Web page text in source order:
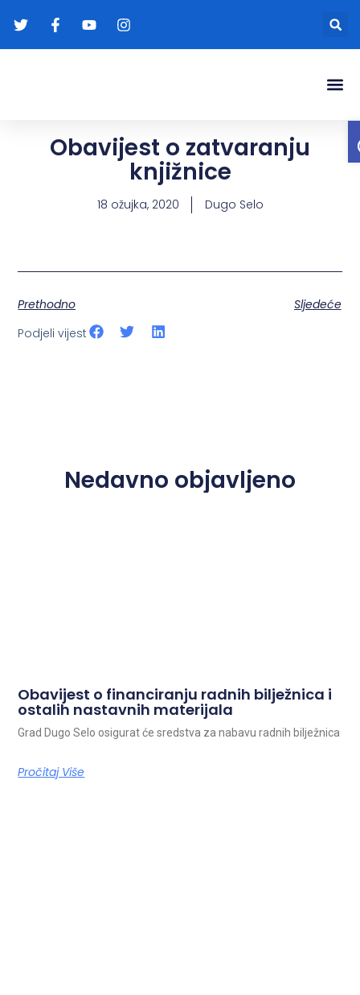
Obavijest o zatvaranju
knjižnice
18 ožujka, 2020 Dugo Selo
Prethodno
Sljedeće
Podjeli vijest
Nedavno objavljeno
Obavijest o financiranju radnih bilježnica i
ostalih nastavnih materijala
Grad Dugo Selo osigurat će sredstva za nabavu radnih bilježnica
Pročitaj Više